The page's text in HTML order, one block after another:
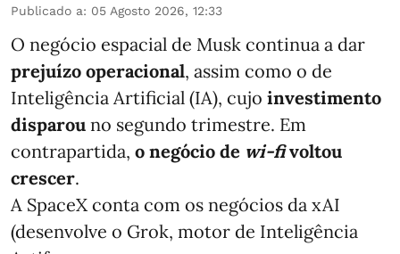
Publicado a: 05 Agosto 2026, 12:33
O negócio espacial de Musk continua a dar
prejuízo operacional, assim como o de
Inteligência Artificial (IA), cujo investimento
disparou no segundo trimestre. Em
contrapartida, o negócio de wi-fivoltou
crescer.
A SpaceX conta com os negócios da xAI
(desenvolve o Grok, motor de Inteligência